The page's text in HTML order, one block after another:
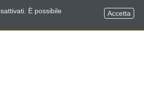
È possibile
Accetta